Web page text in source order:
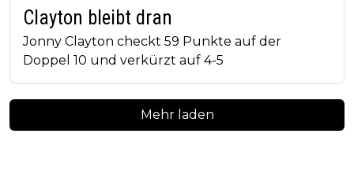
Clayton bleibt dran
Jonny Clayton checkt 59 Punkte auf der
Doppel 10 und verkürzt auf 4-5
Mehr laden